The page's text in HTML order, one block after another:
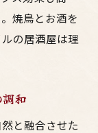
焼鳥とお酒を
の居酒屋は理
和
と融合させた